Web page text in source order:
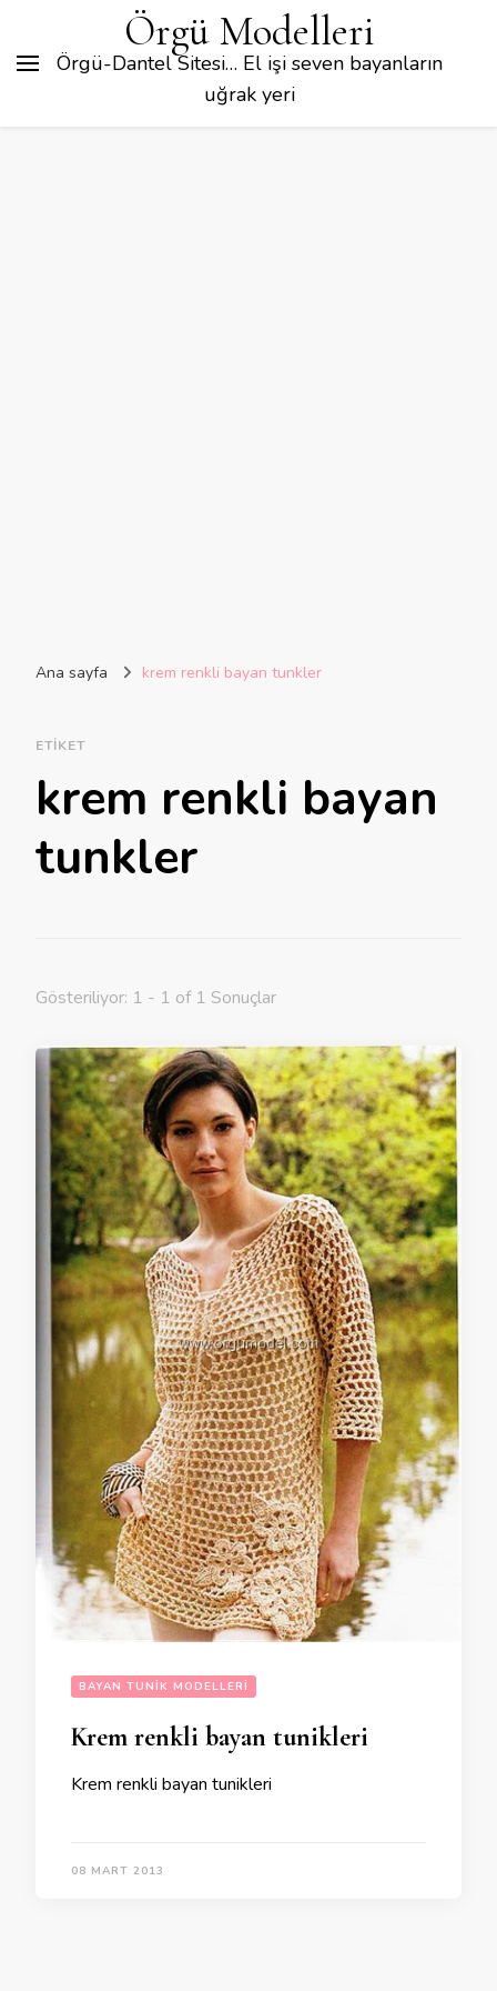
Örgü Modelleri
Örgü-Dantel Sitesi… El işi seven bayanların
uğrak yeri
Ana sayfa krem renkli bayan tunkler
ETIKET
krem renkli bayan
tunkler
Gösteriliyor: 1 - 1 of 1 Sonuçlar
BAYAN TUNIK MODELLERI
Krem renkli bayan tunikleri
Krem renkli bayan tunikleri
08 MART 2013